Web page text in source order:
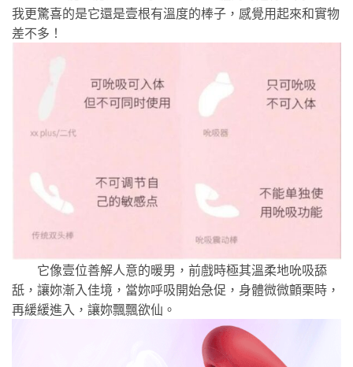
我更驚喜的是它還是壹根有溫度的棒子，感覺用起來和實物
差不多！
它像壹位善解人意的暖男，前戲時極其溫柔地吮吸舔
舐，讓妳漸入佳境，當妳呼吸開始急促，身體微微顫栗時，
再緩緩進入，讓妳飄飄欲仙。